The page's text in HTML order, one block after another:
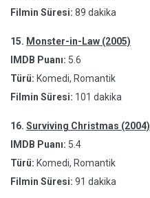
Filmin Süresi: 89 dakika
15. Monster-in-Law (2005)
IMDB Puanı: 5.6
Türü: Komedi, Romantik
Filmin Süresi: 101 dakika
16. Surviving Christmas (2004)
IMDB Puanı: 5.4
Türü: Komedi, Romantik
Filmin Süresi: 91 dakika